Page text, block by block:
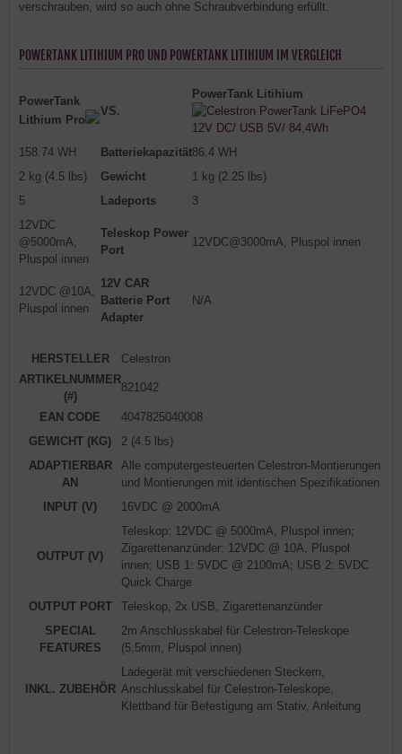
verschrauben, wird so auch ohne Schraubverbindung erfüllt.
POWERTANK LITIHIUM PRO UND POWERTANK LITIHIUM IM VERGLEICH
PowerTank
Lithium Pro
VS.
PowerTank Litihium
158.74 WH Batteriekapazität86.4 WH
2 kg (4.5 lbs)
Gewicht
1 kg (2.25 lbs)
5
Ladeports
3
12VDC
@5000mA,
Pluspol innen
Teleskop Power
Port
12VDC@3000mA, Pluspol innen
12VDC @10A,
Pluspol innen
12V CAR
Batterie Port
Adapter
N/A
HERSTELLER
Celestron
ARTIKELNUMMER
(#)
821042
EAN CODE
4047825040008
GEWICHT (KG)
2 (4.5 lbs)
ADAPTIERBAR
AN
Alle computergesteuerten Celestron-Montierungen
und Montierungen mit identischen Spezifikationen
INPUT (V)
16VDC @ 2000mA
OUTPUT (V)
Teleskop: 12VDC @ 5000mA, Pluspol innen;
Zigarettenanzünder: 12VDC @ 10A, Pluspol
innen; USB 1: 5VDC @ 2100mA; USB 2: 5VDC
Quick Charge
OUTPUT PORT
Teleskop, 2x USB, Zigarettenanzünder
SPECIAL
FEATURES
2m Anschlusskabel für Celestron-Teleskope
(5,5mm, Pluspol innen)
INKL. ZUBEHÖR
Ladegerät mit verschiedenen Steckern,
Anschlusskabel für Celestron-Teleskope,
Klettband für Befestigung am Stativ, Anleitung